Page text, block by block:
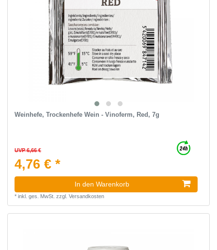
Weinhefe, Trockenhefe Wein - Vinoferm, Red, 7g
UVP 6,66 €
4,76 € *
In den Warenkorb
* inkl. ges. MwSt. zzgl. Versandkosten